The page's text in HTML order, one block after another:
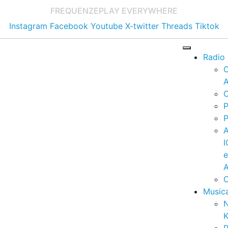
FREQUENZEPLAY EVERYWHERE
Instagram Facebook Youtube X-twitter Threads Tiktok
Radio
e